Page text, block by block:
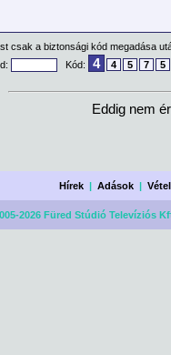
csak a biztonsági kód megadása
Kód: 4 4 5 7 5
Eddig nem
Hírek |Adások |
2026 Füred Stúdió Televíziós